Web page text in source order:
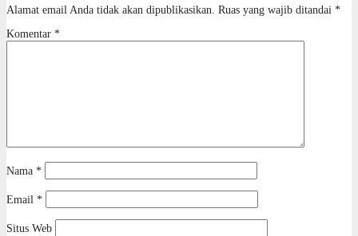
Alamat email Anda tidak akan dipublikasikan. Ruas yang wajib ditandai *
Komentar *
Nama *
Email *
Situs Web